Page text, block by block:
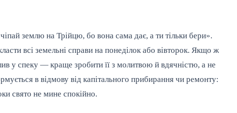
землю на Трійцю, бо вона сама дає, а ти тільки бери».
всі земельні справи на понеділок або вівторок. Якщо ж
у спеку — краще зробити її з молитвою й вдячністю, а не
в відмову від капітального прибирання чи ремонту:
свято не мине спокійно.